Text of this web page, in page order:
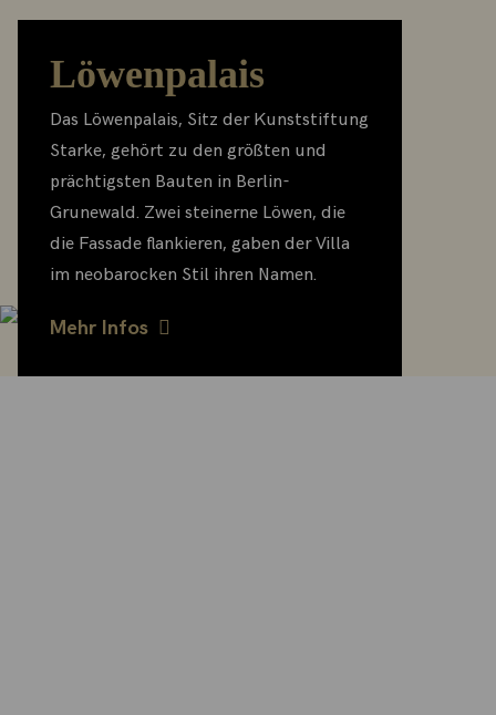
Löwenpalais
Das Löwenpalais, Sitz der Kunststiftung
Starke, gehört zu den größten und
prächtigsten Bauten in Berlin-
Grunewald. Zwei steinerne Löwen, die
die Fassade flankieren, gaben der Villa
im neobarocken Stil ihren Namen.
Mehr Infos